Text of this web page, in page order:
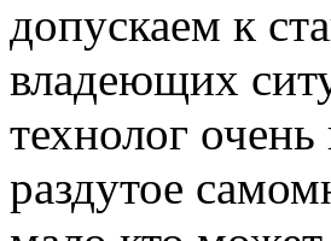
допускаем к
владеющих
технолог
раздутое